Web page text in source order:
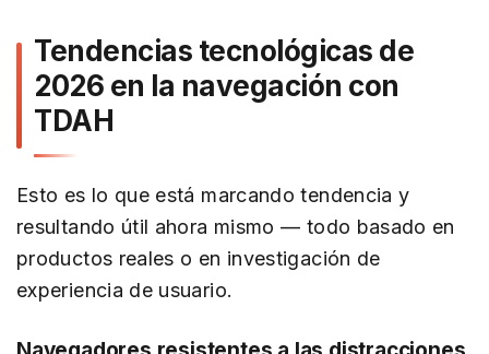
Tendencias tecnológicas de
2026 en la navegación con
TDAH
Esto es lo que está marcando tendencia y
resultando útil ahora mismo — todo basado en
productos reales o en investigación de
experiencia de usuario.